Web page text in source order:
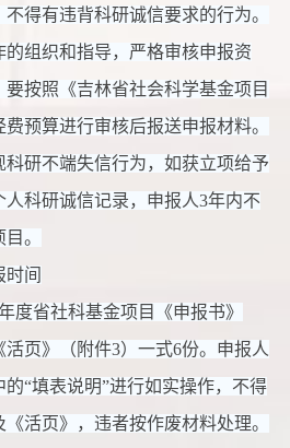
得有违背科研诚信要求的行为。
组织和指导，严格审核申报资
按照《吉林省社会科学基金项目
预算进行审核后报送申报材料。
研不端失信行为，如获立项给予
科研诚信记录，申报人3年内不
。
间
省社科基金项目《申报书》
活页》（附件3）一式6份。申报人
“填表说明”进行如实操作，不得
活页》，违者按作废材料处理。